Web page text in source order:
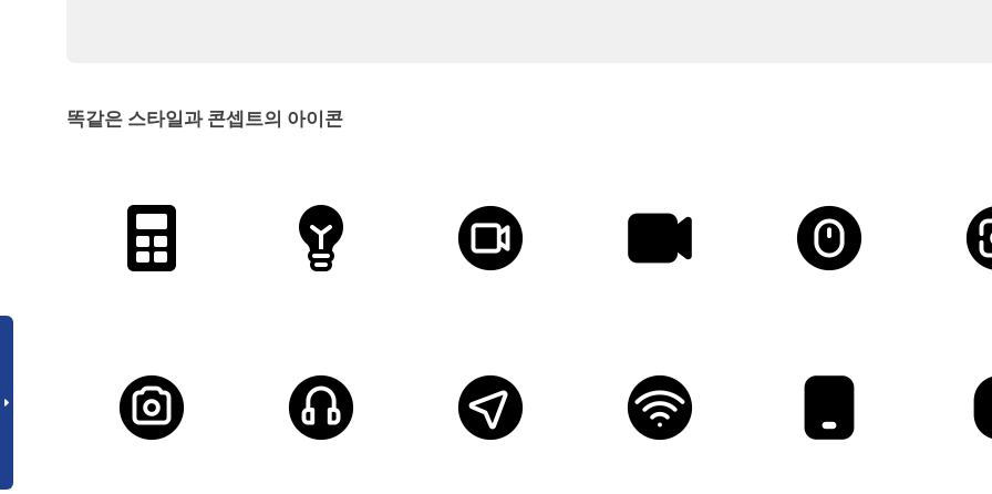
똑같은 스타일과 콘셉트의 아이콘